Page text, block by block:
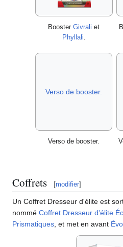
Booster Givrali et
Phyllali
Verso de booster.
Verso de booster.
Coffrets [modifier]
Un Coffret Dresseur d'élite est
nommé Coffret Dresseur d'élite
Prismatiques , et met en avant